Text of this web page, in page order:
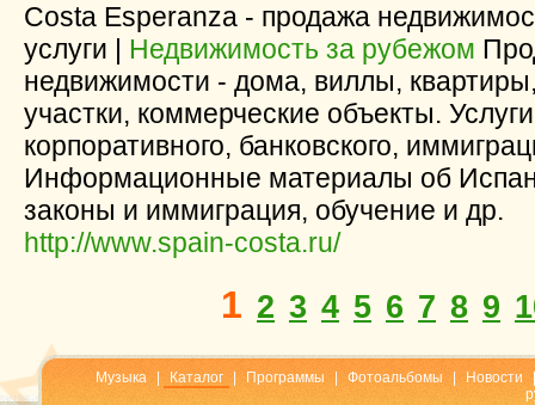
Costa Esperanza - продажа
услуги | Недвижимость за рубежом
недвижимости - дома, виллы,
участки, коммерческие объекты.
корпоративного, банковского,
Информационные материалы об
законы и иммиграция, обучение и др.
http://www.spain-costa.ru/
1 2 3 4 5 6 7 8 9
Музыка Каталог Программы Фотоальбомы Новости